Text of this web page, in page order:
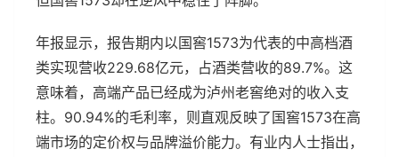
年报显示，报告期内以国窖1573为代表的中高档酒
类实现营收229.68亿元，占酒类营收的89.7%。这
意味着，高端产品已经成为泸州老窖绝对的收入支
柱。90.94%的毛利率，则直观反映了国窖1573在高
端市场的定价权与品牌溢价能力。有业内人士指出，